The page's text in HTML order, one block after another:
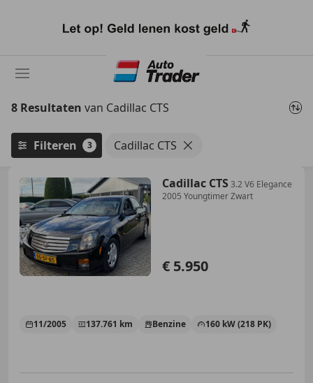
naar
8 Resultaten van Cadillac CTS
Filteren 3 Cadillac CTS
Cadillac CTS 3.2 V6 Elegance
2005 Youngtimer Zwart
€ 5.950
11/2005 137.761 km Benzine 160 kW (218 PK)